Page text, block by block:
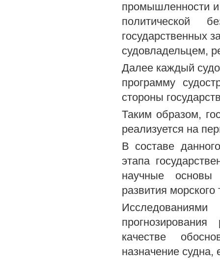
промышленности и
политической
государственных
судовладельцем,
Далее каждый
программу
стороны
Таким образом,
реализуется на
В составе
этапа
научные основы
развития
качестве
назначение судна,